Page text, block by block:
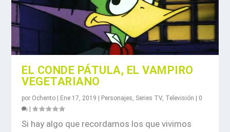
EL CONDE PÁTULA, EL VAMPIRO
VEGETARIANO
por Ochento Ene 17, 2019 Personajes, Series TV, Televisión
0
|
Si hay algo que recordamos los que vivimos